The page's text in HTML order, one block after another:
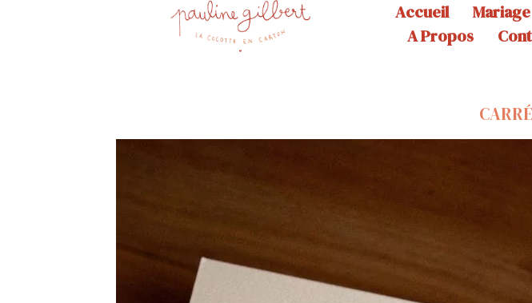
Accueil Mariage
A Propos